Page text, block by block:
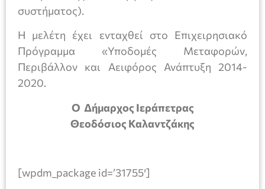
συστήματος).
Η μελέτη έχει ενταχθεί στο Επιχειρησιακό
Πρόγραμμα «Υποδομές Μεταφορών,
Περιβάλλον και Αειφόρος Ανάπτυξη 2014-
2020.
Ο Δήμαρχος Ιεράπετρας
Θεοδόσιος Καλαντζάκης
[wpdm_package id=’31755′]